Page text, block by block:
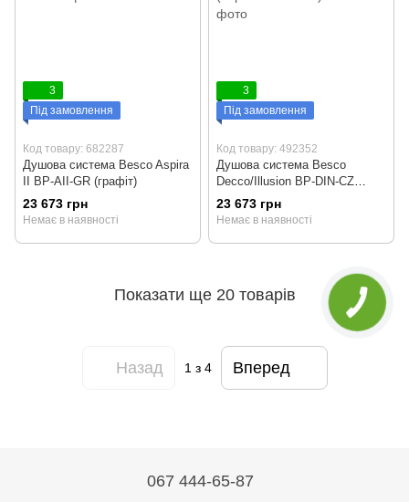
3
Під замовлення
Код товару: 682287
Душова система Besco Aspira
II BP-AII-GR (графіт)
23 673 грн
Немає в наявності
3
Під замовлення
Код товару: 492352
Душова система Besco
Decco/Illusion BP-DIN-CZ
(чорний матовий)
23 673 грн
Немає в наявності
Показати ще 20 товарів
Назад 1з 4 Вперед
067 444-65-87